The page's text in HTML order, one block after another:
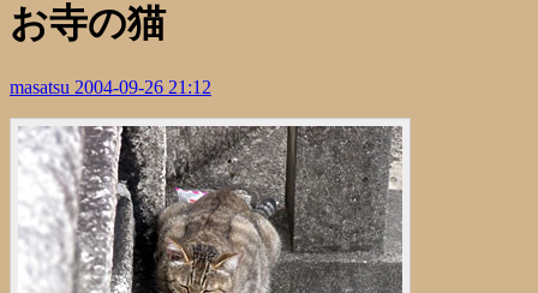
お寺の猫
masatsu 2004-09-26 21:12